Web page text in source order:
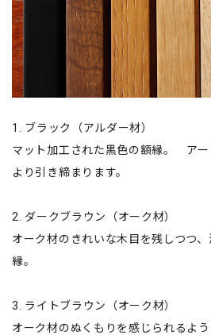
1. ブラック（アルダー材）
マット加工された黒色の額縁。 アー
より引き締まります。
2. ダークブラウン（オーク材）
オーク材のきれいな木目を残しつつ
縁。
3. ライトブラウン（オーク材）
オーク材のぬくもりを感じられるよ